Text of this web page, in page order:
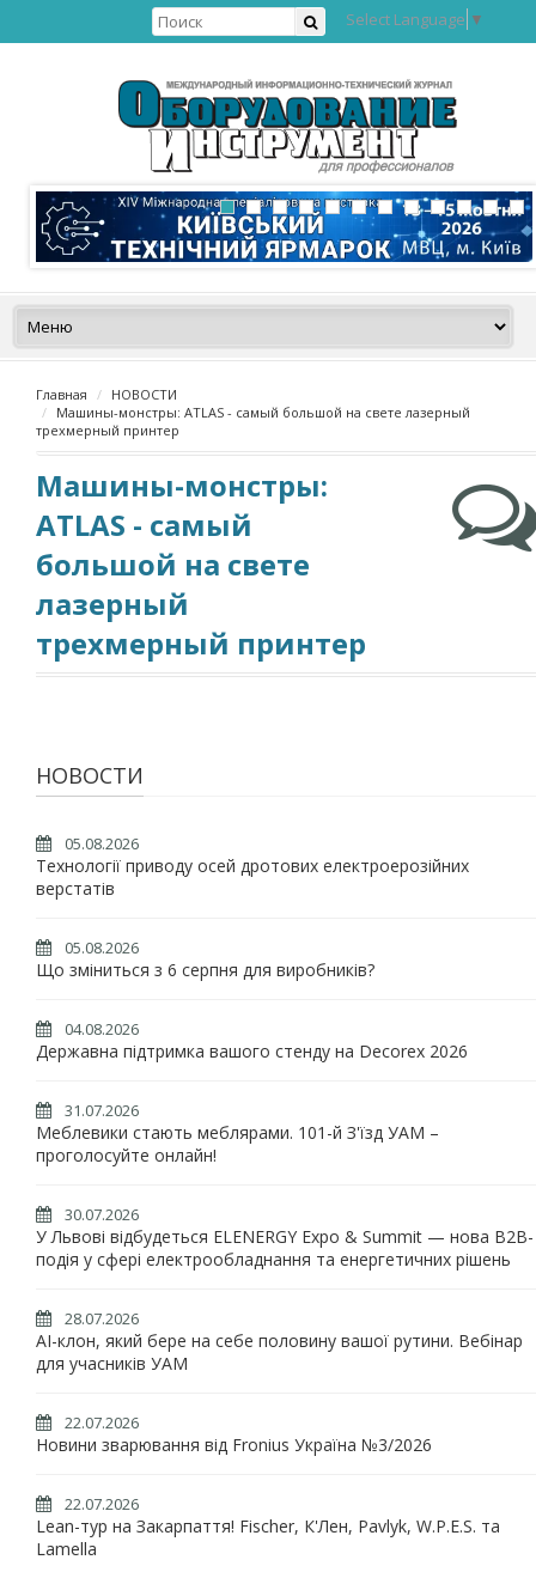
Select Language ▼
Главная
НОВОСТИ
Машины-монстры: ATLAS - самый большой на свете лазерный
трехмерный принтер
Машины-монстры:
ATLAS - самый
большой на свете
лазерный
трехмерный принтер
НОВОСТИ
05.08.2026
Технології приводу осей дротових електроерозійних
верстатів
05.08.2026
Що зміниться з 6 серпня для виробників?
04.08.2026
Державна підтримка вашого стенду на Decorex 2026
31.07.2026
Меблевики стають меблярами. 101-й З'їзд УАМ –
проголосуйте онлайн!
30.07.2026
У Львові відбудеться ELENERGY Expo & Summit — нова B2B-
подія у сфері електрообладнання та енергетичних рішень
28.07.2026
AI-клон, який бере на себе половину вашої рутини. Вебінар
для учасників УАМ
22.07.2026
Новини зварювання від Fronius Україна №3/2026
22.07.2026
Lean-тур на Закарпаття! Fischer, К'Лен, Pavlyk, W.P.E.S. та
Lamella